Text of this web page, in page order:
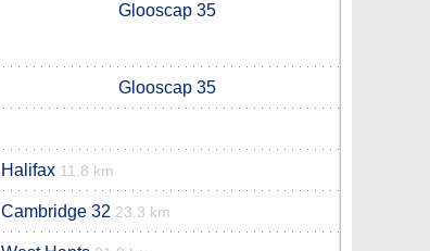
Glooscap 35
Glooscap 35
Halifax 11.8 km
Cambridge 32 23.3 km